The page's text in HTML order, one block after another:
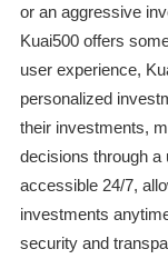
or an aggressive
Kuai500 offers
user experience,
personalized
their investments,
decisions through a
accessible 24/7,
investments
security and